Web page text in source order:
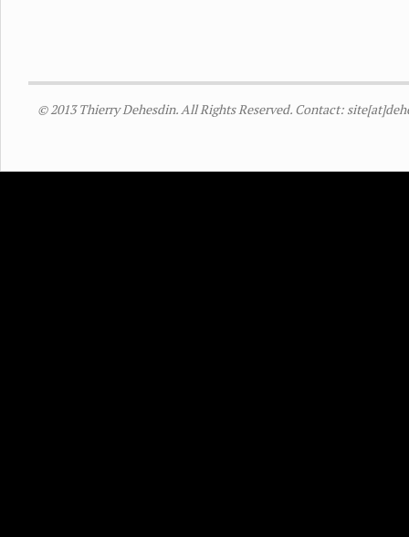
© 2013 Thierry Dehesdin. All Rights Reserved. Contact: